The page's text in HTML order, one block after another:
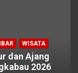
WISATA
dan Ajang
2026